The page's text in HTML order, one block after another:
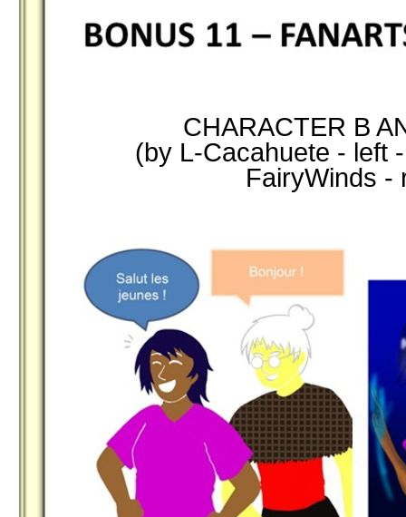
CHARACTER B
(by L-Cacahuete - left
FairyWinds -